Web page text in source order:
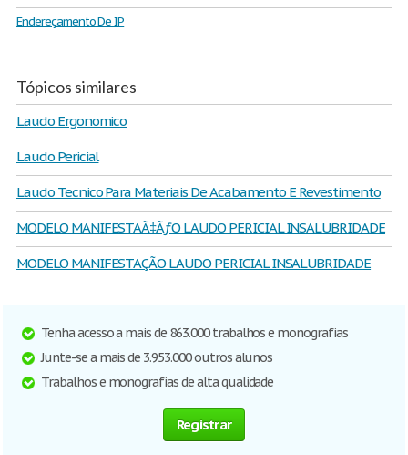
Endereçamento De IP
Tópicos similares
Laudo Ergonomico
Laudo Pericial
Laudo Tecnico Para Materiais De Acabamento E Revestimento
MODELO MANIFESTAÃ‡ÃƒO LAUDO PERICIAL INSALUBRIDADE
MODELO MANIFESTAÇÃO LAUDO PERICIAL INSALUBRIDADE
Tenha acesso a mais de 863.000 trabalhos e monografias
Junte-se a mais de 3.953.000 outros alunos
Trabalhos e monografias de alta qualidade
Registrar